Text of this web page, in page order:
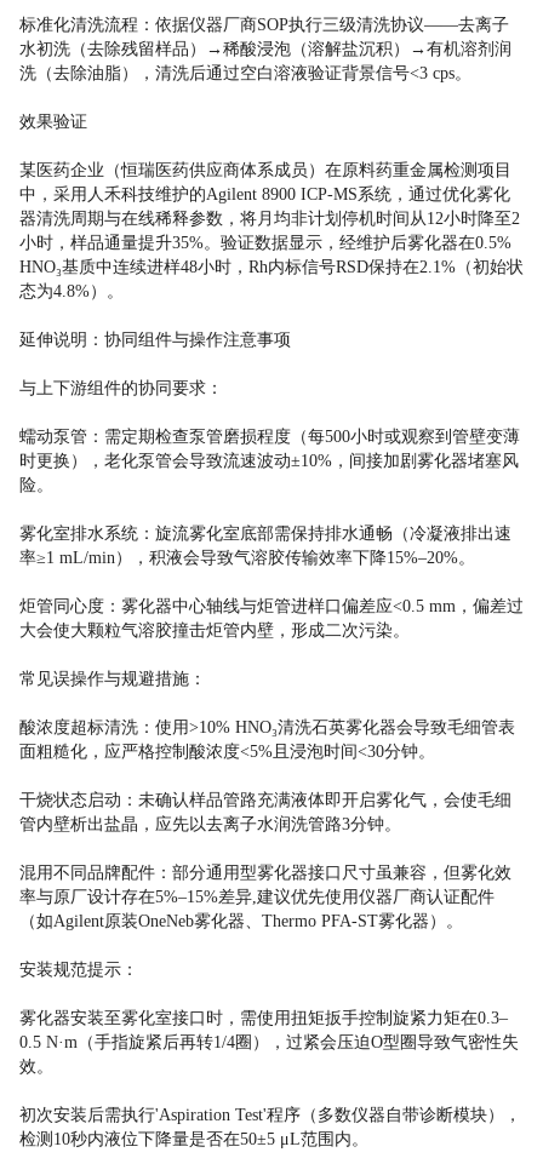
标准化清洗流程：依据仪器厂商SOP执行三级清洗协议——去离子
水初洗（去除残留样品）→稀酸浸泡（溶解盐沉积）→有机溶剂润
洗（去除油脂），清洗后通过空白溶液验证背景信号<3 cps。
效果验证
某医药企业（恒瑞医药供应商体系成员）在原料药重金属检测项目
中，采用人禾科技维护的Agilent 8900 ICP-MS系统，通过优化雾化
器清洗周期与在线稀释参数，将月均非计划停机时间从12小时降至2
小时，样品通量提升35%。验证数据显示，经维护后雾化器在0.5%
HNO₃基质中连续进样48小时，Rh内标信号RSD保持在2.1%（初始状
态为4.8%）。
延伸说明：协同组件与操作注意事项
与上下游组件的协同要求：
蠕动泵管：需定期检查泵管磨损程度（每500小时或观察到管壁变薄
时更换），老化泵管会导致流速波动±10%，间接加剧雾化器堵塞风
险。
雾化室排水系统：旋流雾化室底部需保持排水通畅（冷凝液排出速
率≥1 mL/min），积液会导致气溶胶传输效率下降15%–20%。
炬管同心度：雾化器中心轴线与炬管进样口偏差应<0.5 mm，偏差过
大会使大颗粒气溶胶撞击炬管内壁，形成二次污染。
常见误操作与规避措施：
酸浓度超标清洗：使用>10% HNO₃清洗石英雾化器会导致毛细管表
面粗糙化，应严格控制酸浓度<5%且浸泡时间<30分钟。
干烧状态启动：未确认样品管路充满液体即开启雾化气，会使毛细
管内壁析出盐晶，应先以去离子水润洗管路3分钟。
混用不同品牌配件：部分通用型雾化器接口尺寸虽兼容，但雾化效
率与原厂设计存在5%–15%差异,建议优先使用仪器厂商认证配件
（如Agilent原装OneNeb雾化器、Thermo PFA-ST雾化器）。
安装规范提示：
雾化器安装至雾化室接口时，需使用扭矩扳手控制旋紧力矩在0.3–
0.5 N·m（手指旋紧后再转1/4圈），过紧会压迫O型圈导致气密性失
效。
初次安装后需执行'Aspiration Test'程序（多数仪器自带诊断模块），
检测10秒内液位下降量是否在50±5 μL范围内。